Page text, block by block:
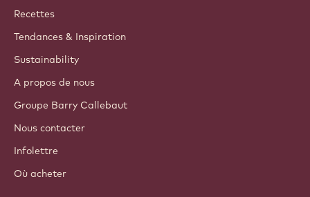
Callebaut
Recettes
Tendances & Inspiration
Sustainability
A propos de nous
Groupe Barry Callebaut
Nous contacter
Infolettre
Où acheter